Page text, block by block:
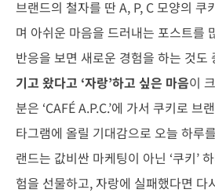
브랜드의 철자를 딴 A, P, C 모양의 쿠
며 아쉬운 마음을 드러내는 포스트를
반응을 보면 새로운 경험을 하는 것도
기고 왔다고 ‘자랑’하고 싶은 마음이
분은 ‘CAFÉ A.P.C.’에 가서 쿠키로 브
타그램에 올릴 기대감으로 오늘 하루
랜드는 값비싼 마케팅이 아닌 ‘쿠키’
험을 선물하고, 자랑에 실패했다면 다